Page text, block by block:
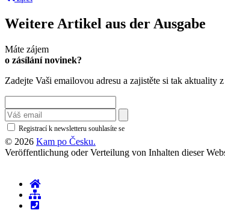
Weitere Artikel aus der Ausgabe
Máte zájem
o zásílání novinek?
Zadejte Vaši emailovou adresu a zajistěte si tak aktuality
Registrací k newsletteru souhlasíte se
© 2026 Kam po Česku.
Veröffentlichung oder Verteilung von Inhalten dieser